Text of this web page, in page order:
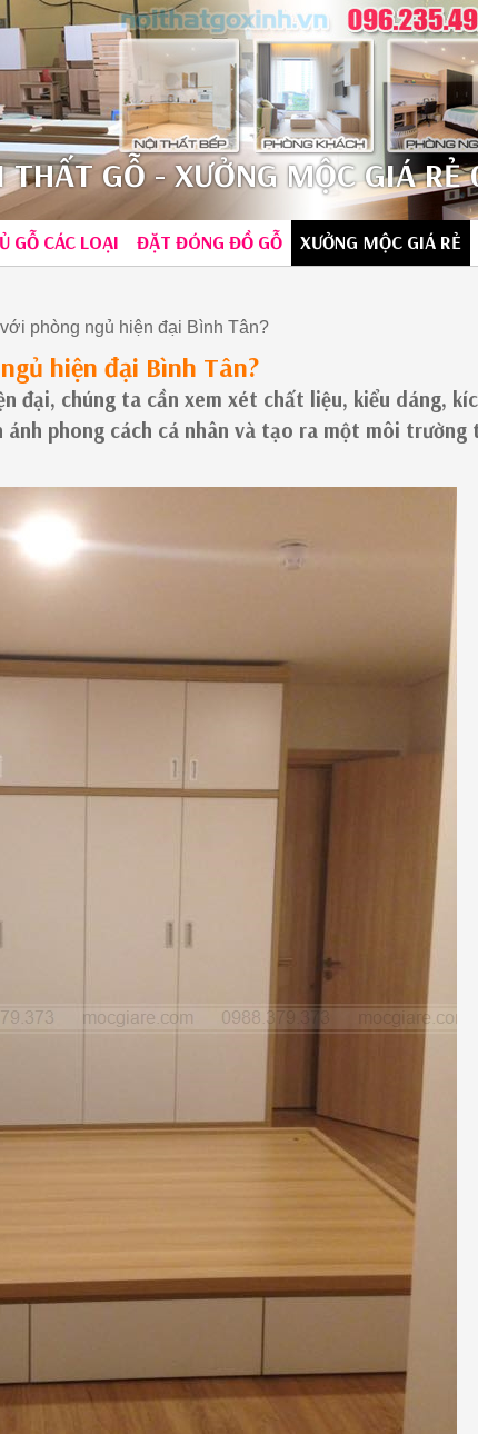
THẤT GỖ - XƯỞNG MỘC GIÁ RẺ
GỖ CÁC LOẠI ĐẶT ĐÓNG ĐỒ GỖ XƯỞNG MỘC GIÁ RẺ
phòng ngủ hiện đại Bình Tân?
hiện đại Bình Tân?
đại, chúng ta cần xem xét chất liệu, kiểu dáng,
phong cách cá nhân và tạo ra một môi trường